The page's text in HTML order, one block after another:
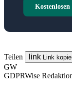
Teilen link Link
GW
GDPRWise